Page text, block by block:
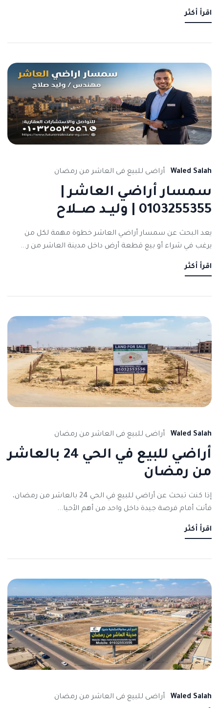
اقرأ أكثر
Waled Salah أراضى للبيع فى العاشر من رمضان
سمسار أراضي العاشر |
0103255355 | وليــد صـــلاح
يعد البحث عن سمسار أراضي العاشر خطوة مهمة لكل من
يرغب في شراء أو بيع قطعة أرض داخل مدينة العاشر من ر...
اقرأ أكثر
Waled Salah أراضى للبيع فى العاشر من رمضان
أراضي للبيع في الحي 24 بالعاشر
من رمضان
إذا كنت تبحث عن أراضي للبيع في الحي 24 بالعاشر من رمضان،
فأنت أمام فرصة جيدة داخل واحد من أهم الأحيا...
اقرأ أكثر
Waled Salah أراضى للبيع فى العاشر من رمضان